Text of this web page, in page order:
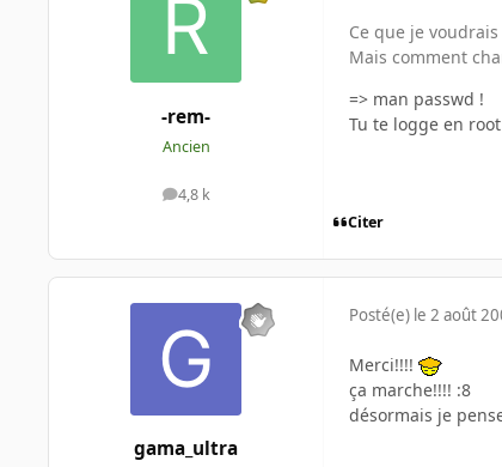
-rem-
Ancien
4,8 k
messages
Ce que je
Mais comment
=> man passwd !
Tu te logge en
Citer
gama_ultra
Posté(e) le 2 août
Merci!!!!
ça marche!!!! :8
désormais je